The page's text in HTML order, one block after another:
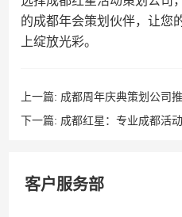
的成都年会策划伙伴，让您
上绽放光彩。
上一篇: 成都周年庆典策划公司
+沙画+水鼓+维多利亚的秘密内
下一篇: 成都红星：专业成都活
客户服务部